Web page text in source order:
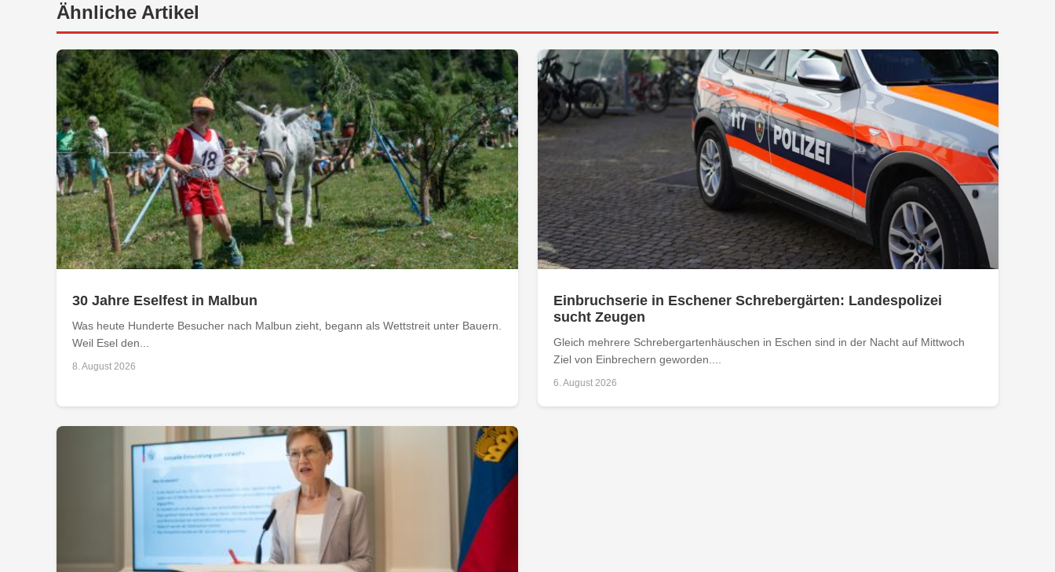
Ähnliche Artikel
30 Jahre Eselfest in Malbun
Was heute Hunderte Besucher nach Malbun zieht, begann als Wettstreit unter Bauern.
Weil Esel den...
8. August 2026
Einbruchserie in Eschener Schrebergärten: Landespolizei
sucht Zeugen
Gleich mehrere Schrebergartenhäuschen in Eschen sind in der Nacht auf Mittwoch
Ziel von Einbrechern geworden....
6. August 2026